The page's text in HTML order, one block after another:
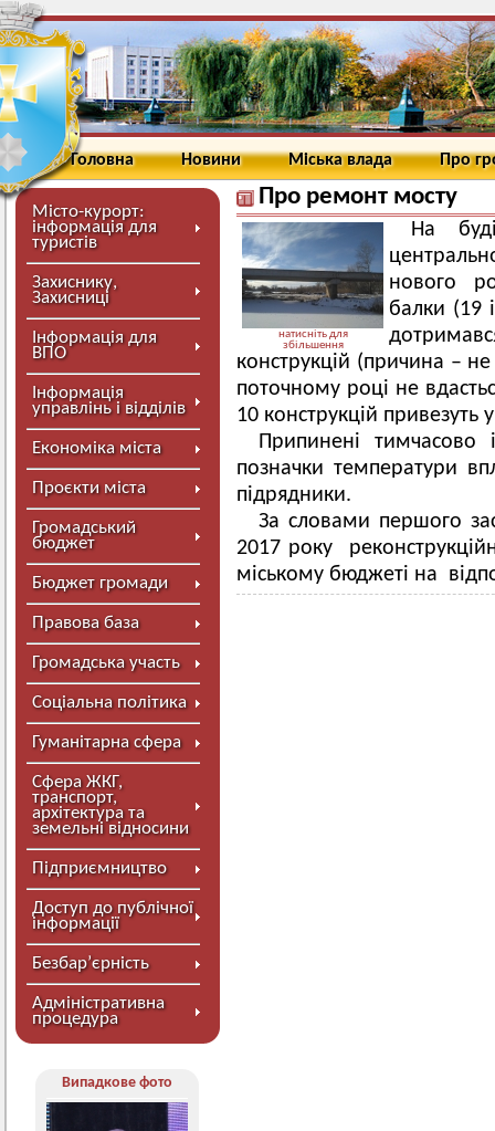
Головна Новини Міська влада Про
Місто-курорт:
інформація для
туристів
Захиснику,
Захисниці
Інформація для
ВПО
Інформація
управлінь і відділів
Економіка міста
Проєкти міста
Громадський
бюджет
Бюджет громади
Правова база
Громадська участь
Соціальна політика
Гуманітарна сфера
Сфера ЖКГ,
транспорт,
архітектура та
земельні відносини
Підприємництво
Доступ до публічної
інформації
Безбар’єрність
Адміністративна
процедура
Випадкове фото
Про ремонт мосту
натисніть для
збільшення
На
нового
балки (19
конструкцій (причина –
поточному році не
10 конструкцій привезуть
Припинені тимчасово
позначки температури
підрядники.
За словами першого
2017 року
міському бюджеті на